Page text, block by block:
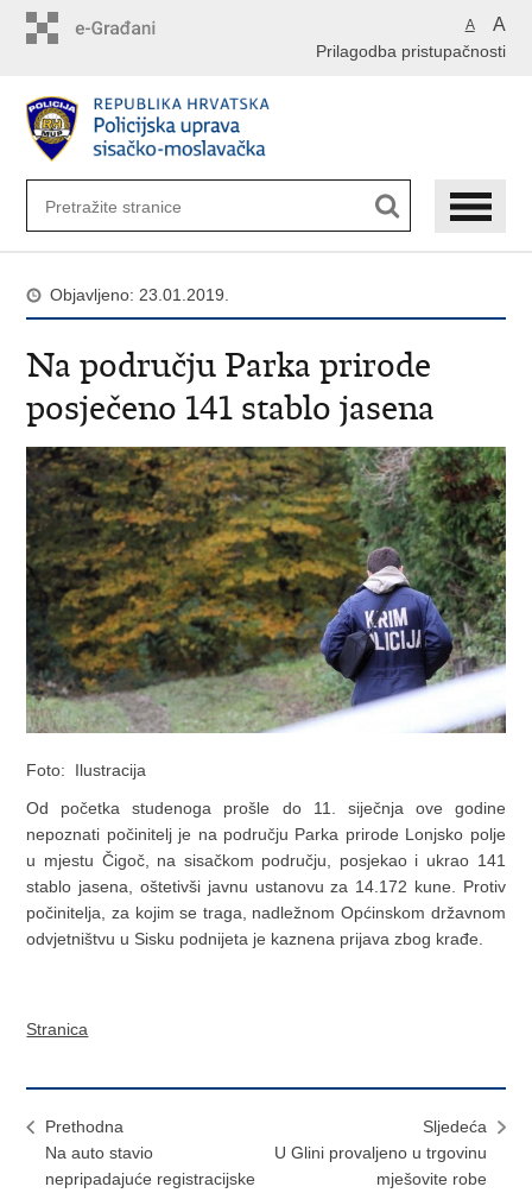
A A
Prilagodba pristupačnosti
Objavljeno: 23.01.2019.
Na području Parka prirode
posječeno 141 stablo jasena
Foto: Ilustracija
Od početka studenoga prošle do 11. siječnja ove godine
nepoznati počinitelj je na području Parka prirode Lonjsko polje
u mjestu Čigoč, na sisačkom području, posjekao i ukrao 141
stablo jasena, oštetivši javnu ustanovu za 14.172 kune. Protiv
počinitelja, za kojim se traga, nadležnom Općinskom državnom
odvjetništvu u Sisku podnijeta je kaznena prijava zbog krađe.
Stranica
Prethodna
Na auto stavio
nepripadajuće registracijske
Sljedeća
U Glini provaljeno u trgovinu
mješovite robe